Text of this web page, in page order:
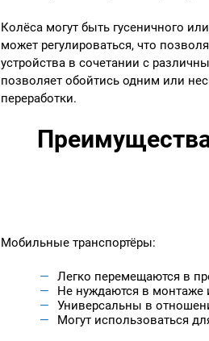
Колёса могут быть гусеничного
может регулироваться, что
устройства в сочетании с
позволяет обойтись одним или
переработки.
Мобильные транспортёры:
Легко перемещаются в
Не нуждаются в монтаже
Универсальны в
Могут использоваться